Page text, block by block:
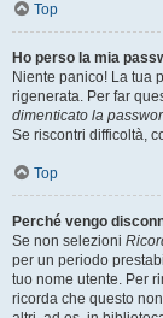
Top
Ho perso la mia
Niente panico! La tua
rigenerata. Per far
dimenticato la
Se riscontri difficoltà,
Top
Perché vengo
Se non selezioni
per un periodo
tuo nome utente. Per
ricorda che questo